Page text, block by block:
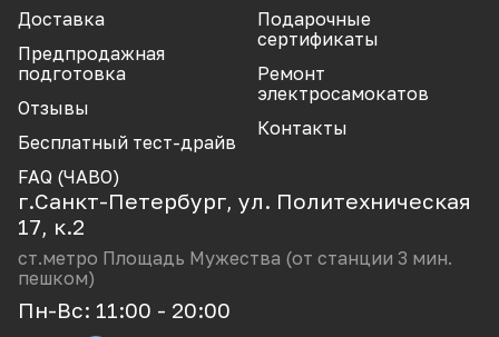
Currus
CCL
Dualtron Minimotors
Electroway
Halten
Hitway
Доставка
Предпродажная
подготовка
Отзывы
Бесплатный тест-драйв
FAQ (ЧАВО)
Подарочные
сертификаты
Ремонт
электросамокатов
Контакты
г.Санкт-Петербург, ул. Политехническая
17, к.2
ст.метро Площадь Мужества (от станции 3 мин.
пешком)
Пн-Вс: 11:00 - 20:00